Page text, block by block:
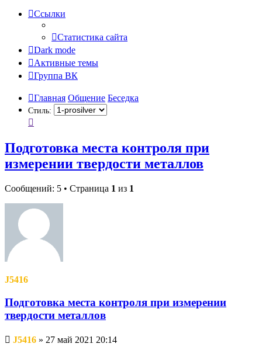
Ссылки
Статистика сайта
Dark mode
Активные темы
Группа ВК
Главная Общение Беседка
Стиль:
Подготовка места контроля при
измерении твердости металлов
Сообщений: 5 • Страница 1 из 1
J5416
Подготовка места контроля при измерении
твердости металлов
Непрочитанное
J5416 » 27 май 2021 20:14